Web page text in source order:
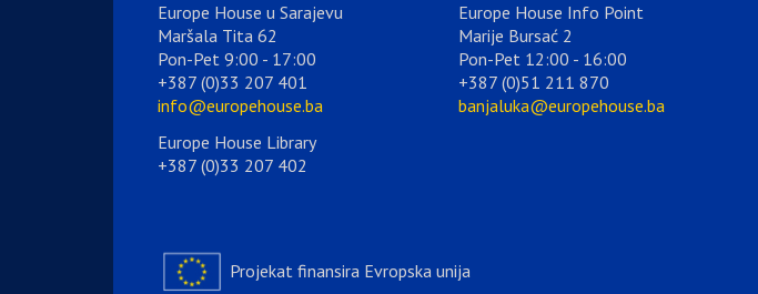
Europe House u Sarajevu
Maršala Tita 62
Pon-Pet 9:00 - 17:00
+387 (0)33 207 401
info@europehouse.ba
Europe House Library
+387 (0)33 207 402
Europe House Info Point
Marije Bursać 2
Pon-Pet 12:00 - 16:00
+387 (0)51 211 870
banjaluka@europehouse.ba
Projekat finansira Evropska unija